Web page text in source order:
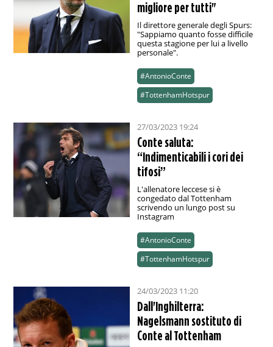
migliore per tutti"
Il direttore generale degli Spurs:
"Sappiamo quanto fosse difficile
questa stagione per lui a livello
personale".
#AntonioConte
#TottenhamHotspur
27/03/2023 19:24
Conte saluta:
“Indimenticabili i cori dei
tifosi”
L'allenatore leccese si è
congedato dal Tottenham
scrivendo un lungo post su
Instagram
#AntonioConte
#TottenhamHotspur
24/03/2023 11:20
Dall'Inghilterra:
Nagelsmann sostituto di
Conte al Tottenham